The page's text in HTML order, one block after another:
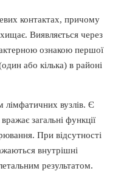
контактах, причому
Виявляється через
ознакою першої
або кілька) в районі
лімфатичних вузлів. Є
загальні функції
При відсутності
внутрішні
результатом.